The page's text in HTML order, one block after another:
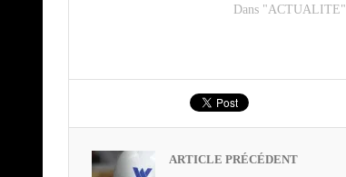
Dans "ACTUALITE"
ARTICLE PRÉCÉDENT